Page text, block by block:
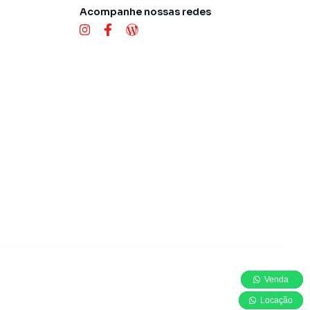
Acompanhe nossas redes
Venda
Locação
Venda
Locação
Venda
Locação